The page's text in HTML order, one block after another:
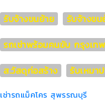
รับจ้างขนย้าย
รับจ้างขน
รถเช่าพร้อมคนขับ กรุงเทพ
ส.วัสดุก่อสร้าง
รับเหมา
เช่ารถแม็คโคร สุพรรณบุรี